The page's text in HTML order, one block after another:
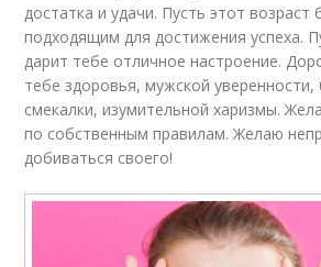
достатка и удачи. Пусть этот возраст
подходящим для достижения успеха.
дарит тебе отличное настроение.
тебе здоровья, мужской
смекалки, изумительной харизмы.
по собственным правилам. Желаю
добиваться своего!